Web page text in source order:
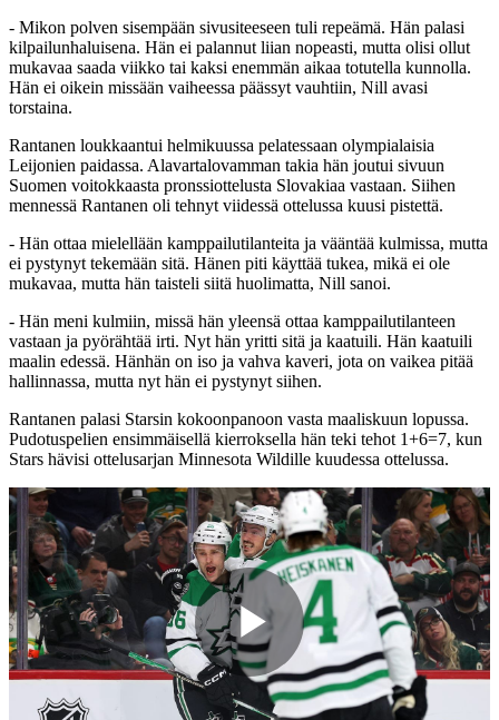
- Mikon polven sisempään sivusiteeseen tuli repeämä. Hän palasi
kilpailunhaluisena. Hän ei palannut liian nopeasti, mutta olisi ollut
mukavaa saada viikko tai kaksi enemmän aikaa totutella kunnolla.
Hän ei oikein missään vaiheessa päässyt vauhtiin, Nill avasi
torstaina.
Rantanen loukkaantui helmikuussa pelatessaan olympialaisia
Leijonien paidassa. Alavartalovamman takia hän joutui sivuun
Suomen voitokkaasta pronssiottelusta Slovakiaa vastaan. Siihen
mennessä Rantanen oli tehnyt viidessä ottelussa kuusi pistettä.
- Hän ottaa mielellään kamppailutilanteita ja vääntää kulmissa, mutta
ei pystynyt tekemään sitä. Hänen piti käyttää tukea, mikä ei ole
mukavaa, mutta hän taisteli siitä huolimatta, Nill sanoi.
- Hän meni kulmiin, missä hän yleensä ottaa kamppailutilanteen
vastaan ja pyörähtää irti. Nyt hän yritti sitä ja kaatuili. Hän kaatuili
maalin edessä. Hänhän on iso ja vahva kaveri, jota on vaikea pitää
hallinnassa, mutta nyt hän ei pystynyt siihen.
Rantanen palasi Starsin kokoonpanoon vasta maaliskuun lopussa.
Pudotuspelien ensimmäisellä kierroksella hän teki tehot 1+6=7, kun
Stars hävisi ottelusarjan Minnesota Wildille kuudessa ottelussa.
Play